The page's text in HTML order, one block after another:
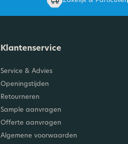
Klantenservice
Service & Advies
Openingstijden
Retourneren
Sample aanvragen
Offerte aanvragen
Algemene voorwaarden